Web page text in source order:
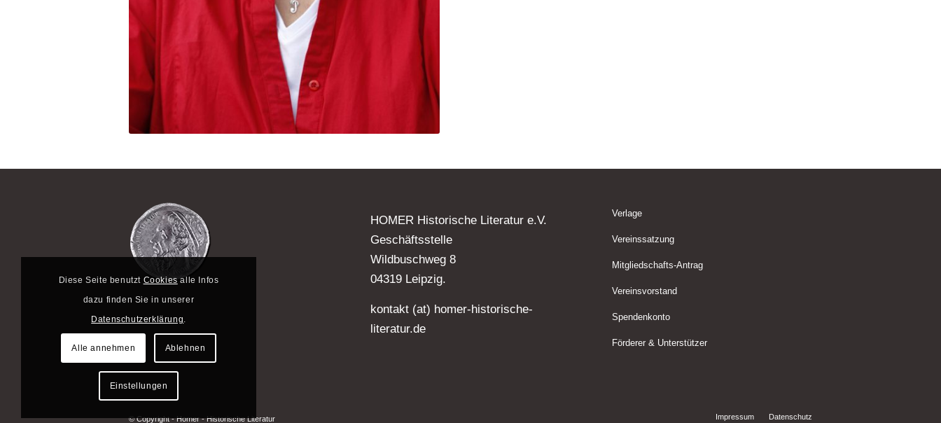
HOMER Historische Literatur e.V.
Geschäftsstelle
Wildbuschweg 8
04319 Leipzig.
kontakt (at) homer-historische-
literatur.de
Verlage
Vereinssatzung
Mitgliedschafts-Antrag
Vereinsvorstand
Spendenkonto
Förderer & Unterstützer
© Copyright - Homer - Historische Literatur Impressum Datenschutz
Diese Seite benutzt Cookiesalle Infos
dazu finden Sie in unserer
Datenschutzerklärung
Alle annehmen Ablehnen
Einstellungen